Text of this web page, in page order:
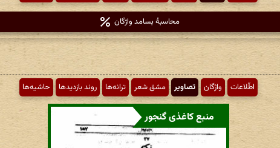
محاسبهٔ بسامد واژگان
اطّلاعات واژگان تصاویر مشق شعر ترانه‌ها روند بازدیدها حاشیه‌ها
منبع کاغذی گنجور